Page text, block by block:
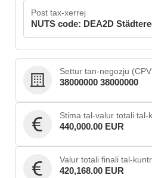
Post tax-xerrej
NUTS code: DEA2D
Settur tan-negozju
38000000 38000000
Stima tal-valur totali tal-
440,000.00 EUR
Valur totali finali tal-
420,168.00 EUR